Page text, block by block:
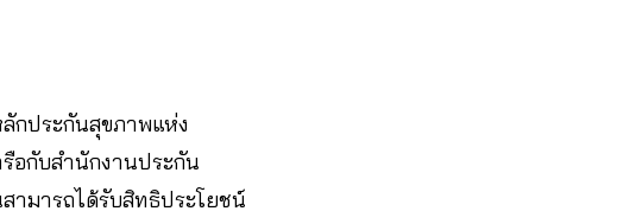
กประกันสุขภาพแห่ง
อกับสำนักงานประกัน
ามารถได้รับสิทธิประโยชน์